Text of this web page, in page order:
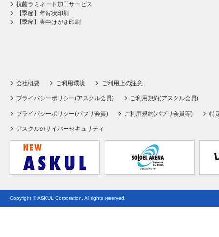
抗菌ラミネート加工サービス
【季節】年賀状印刷
【季節】喪中はがき印刷
会社概要 ご利用環境 ご利用上の注意
プライバシーポリシー(アスクル会員) ご利用規約(アスクル会員)
プライバシーポリシー(パプリ会員) ご利用規約(パプリ会員等) 特
アスクルのサイバーセキュリティ
Copyright © ASKUL Corporation. All rights reserved.